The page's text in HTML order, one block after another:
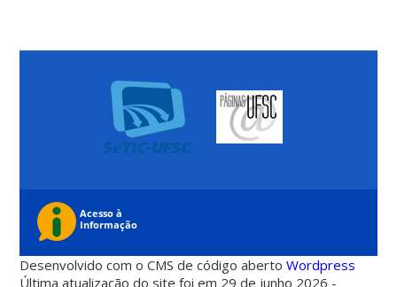
Desenvolvido com o CMS de código abertoWordpress
Última atualização do site foi em 29 de junho 2026 -